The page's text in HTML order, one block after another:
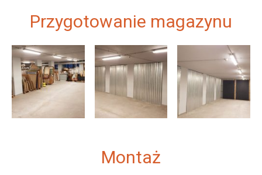
Przygotowanie magazynu
Montaż